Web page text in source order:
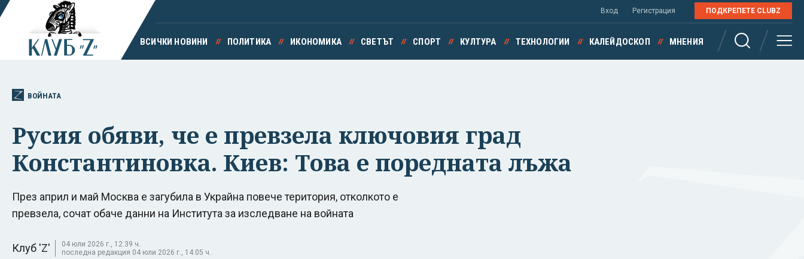
Вход Регистрация ПОДКРЕПЕТЕ CLUBZ
ВСИЧКИ НОВИНИ ПОЛИТИКА ИКОНОМИКА СВЕТЪТ СПОРТ КУЛТУРА ТЕХНОЛОГИИ КАЛЕЙДОСКОП МНЕНИЯ
ВОЙНАТА
Русия обяви, че е превзела ключовия град
Константиновка. Киев: Това е поредната лъжа
През април и май Москва е загубила в Украйна повече територия, отколкото е
превзела, сочат обаче данни на Института за изследване на войната
Клуб 'Z'
04 юли 2026 г., 12:39 ч.
последна редакция 04 юли 2026 г., 14:05 ч.